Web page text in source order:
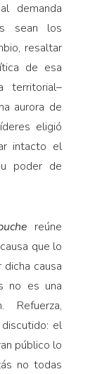
demanda
sean los
resaltar
de esa
territorial–
aurora de
eligió
intacto el
poder de
reúne
que lo
causa
no es una
Refuerza,
el
público lo
no todas